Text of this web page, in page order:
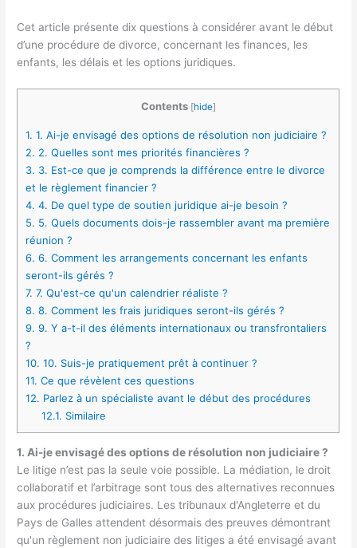
Cet article présente dix questions à considérer avant le début
d’une procédure de divorce, concernant les finances, les
enfants, les délais et les options juridiques.
Contents [hide]
1. 1. Ai-je envisagé des options de résolution non judiciaire ?
2. 2. Quelles sont mes priorités financières ?
3. 3. Est-ce que je comprends la différence entre le divorce
et le règlement financier ?
4. 4. De quel type de soutien juridique ai-je besoin ?
5. 5. Quels documents dois-je rassembler avant ma première
réunion ?
6. 6. Comment les arrangements concernant les enfants
seront-ils gérés ?
7. 7. Qu'est-ce qu'un calendrier réaliste ?
8. 8. Comment les frais juridiques seront-ils gérés ?
9. 9. Y a-t-il des éléments internationaux ou transfrontaliers
?
10. 10. Suis-je pratiquement prêt à continuer ?
11. Ce que révèlent ces questions
12. Parlez à un spécialiste avant le début des procédures
12.1. Similaire
1. Ai-je envisagé des options de résolution non judiciaire ?
Le litige n’est pas la seule voie possible. La médiation, le droit
collaboratif et l’arbitrage sont tous des alternatives reconnues
aux procédures judiciaires. Les tribunaux d'Angleterre et du
Pays de Galles attendent désormais des preuves démontrant
qu'un règlement non judiciaire des litiges a été envisagé avant